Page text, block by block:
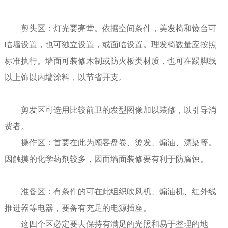
剪头区：灯光要亮堂。依据空间条件，美发椅和镜台可
临墙设置，也可独立设置，或面临设置。理发椅数量应按照
标准执行。墙面可装修木制或防火板类材质，也可在踢脚线
以上饰以内墙涂料，以节省开支。
剪发区可选用比较前卫的发型图像加以装修，以引导消
费者。
操作区：首要在此为顾客盘卷、烫发、煽油、漂染等。
因触摸的化学药剂较多，因而墙面装修要有利于防腐蚀。
准备区：有条件的可在此组织吹风机、煽油机、红外线
推进器等电器，要备有充足的电源插座。
这四个区必定要去保持有满足的光照和易于整理的地